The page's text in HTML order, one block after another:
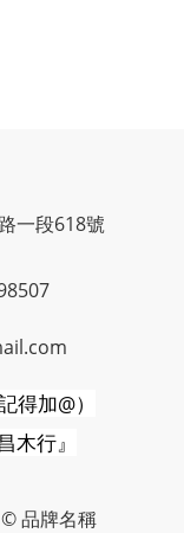
一段618號
得加@）
木行』
品牌名稱